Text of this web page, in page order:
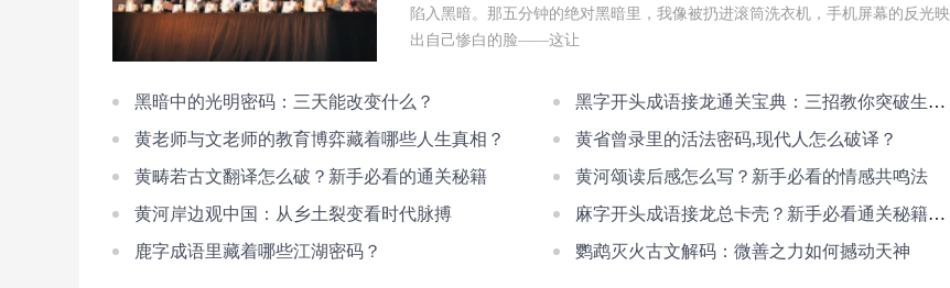
陷入黑暗。那五分钟的绝对黑暗里，我像被扔进滚筒洗衣机，手机屏幕的反光映
出自己惨白的脸——这让
黑暗中的光明密码：三天能改变什么？
黑字开头成语接龙通关宝典：三招教你突破生僻字困境
黄老师与文老师的教育博弈藏着哪些人生真相？
黄省曾录里的活法密码,现代人怎么破译？
黄畴若古文翻译怎么破？新手必看的通关秘籍
黄河颂读后感怎么写？新手必看的情感共鸣法
黄河岸边观中国：从乡土裂变看时代脉搏
麻字开头成语接龙总卡壳？新手必看通关秘籍在这里！
鹿字成语里藏着哪些江湖密码？
鹦鹉灭火古文解码：微善之力如何撼动天神